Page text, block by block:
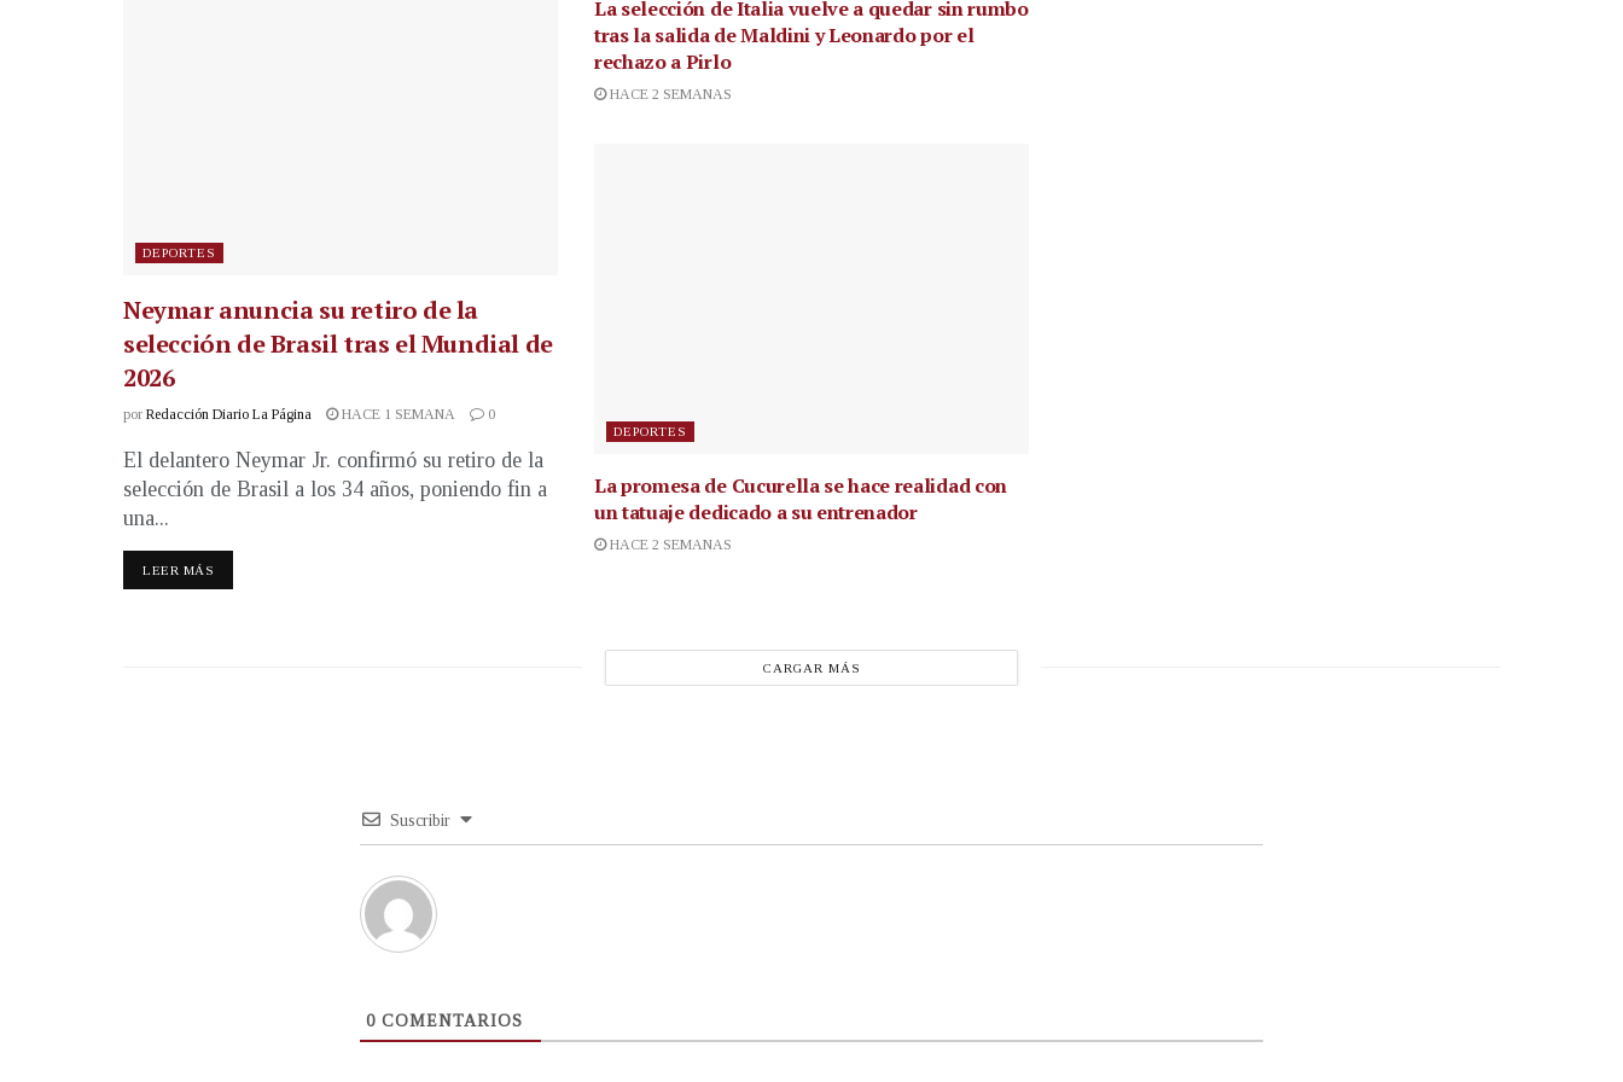
DEPORTES
Neymar anuncia su retiro de la
selección de Brasil tras el Mundial de
2026
por Redacción Diario La Página HACE 1 SEMANA 0
El delantero Neymar Jr. confirmó su retiro de la
selección de Brasil a los 34 años, poniendo fin a
una...
LEER MÁS
La selección de Italia vuelve a quedar sin rumbo
tras la salida de Maldini y Leonardo por el
rechazo a Pirlo
HACE 2 SEMANAS
DEPORTES
La promesa de Cucurella se hace realidad con
un tatuaje dedicado a su entrenador
HACE 2 SEMANAS
CARGAR MÁS
Suscribir
0 COMENTARIOS